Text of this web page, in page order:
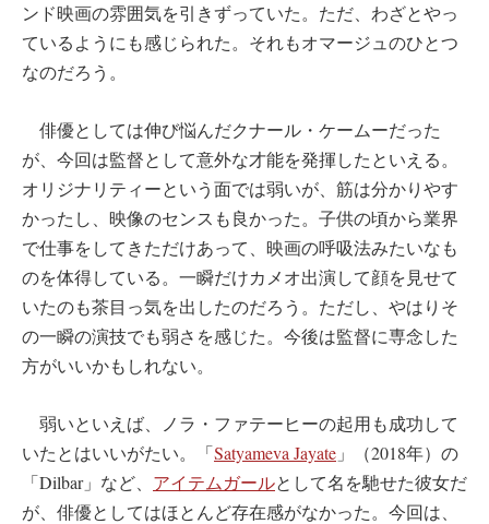
ンド映画の雰囲気を引きずっていた。ただ、わざとやっ
ているようにも感じられた。それもオマージュのひとつ
なのだろう。
俳優としては伸び悩んだクナール・ケームーだった
が、今回は監督として意外な才能を発揮したといえる。
オリジナリティーという面では弱いが、筋は分かりやす
かったし、映像のセンスも良かった。子供の頃から業界
で仕事をしてきただけあって、映画の呼吸法みたいなも
のを体得している。一瞬だけカメオ出演して顔を見せて
いたのも茶目っ気を出したのだろう。ただし、やはりそ
の一瞬の演技でも弱さを感じた。今後は監督に専念した
方がいいかもしれない。
弱いといえば、ノラ・ファテーヒーの起用も成功して
いたとはいいがたい。「Satyameva Jayate 」（2018年）の
「Dilbar」など、 アイテムガールとして名を馳せた彼女だ
が、俳優としてはほとんど存在感がなかった。今回は、